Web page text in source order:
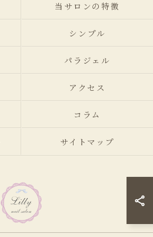
当サロンの特徴
シンプル
パラジェル
アクセス
コラム
サイトマップ